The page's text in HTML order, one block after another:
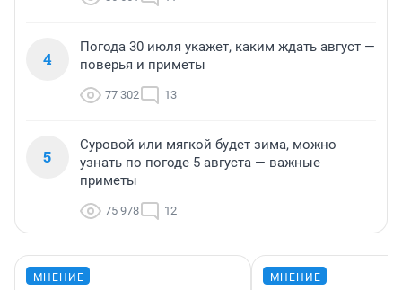
4
Погода 30 июля укажет, каким ждать август —
поверья и приметы
77 302 13
5
Суровой или мягкой будет зима, можно
узнать по погоде 5 августа — важные
приметы
75 978 12
МНЕНИЕ МНЕНИЕ